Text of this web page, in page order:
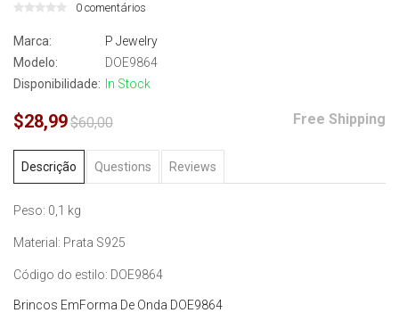
0 comentários
Marca:
P Jewelry
Modelo:
DOE9864
Disponibilidade:
In Stock
$28,99$60,00 Free Shipping
Descrição Questions Reviews
Peso: 0,1 kg
Material: Prata S925
Código do estilo: DOE9864
Brincos EmForma De Onda DOE9864